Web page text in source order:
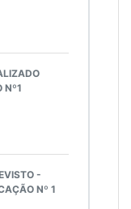
Nº1
-
Nº 1